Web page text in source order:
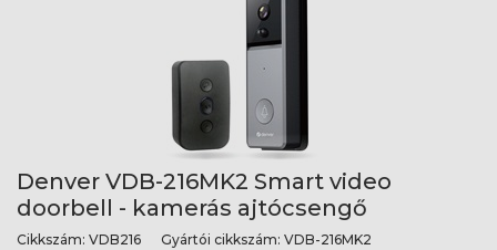
Denver VDB-216MK2 Smart video
doorbell - kamerás ajtócsengő
Cikkszám: VDB216 Gyártói cikkszám: VDB-216MK2